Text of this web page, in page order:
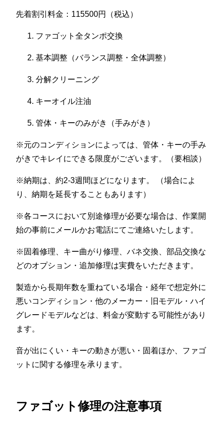
先着割引料金：115500円（税込）
ファゴット全タンポ交換
基本調整（バランス調整・全体調整）
分解クリーニング
キーオイル注油
管体・キーのみがき（手みがき）
※元のコンディションによっては、管体・キーの手み
がきでキレイにできる限度がございます。（要相談）
※納期は、約2-3週間ほどになります。 （場合によ
り、納期を延長することもあります）
※各コースにおいて別途修理が必要な場合は、作業開
始の事前にメールかお電話にてご連絡いたします。
※固着修理、キー曲がり修理、バネ交換、部品交換な
どのオプション・追加修理は実費をいただきます。
製造から長期年数を重ねている場合・経年で想定外に
悪いコンディション・他のメーカー・旧モデル・ハイ
グレードモデルなどは、料金が変動する可能性があり
ます。
音が出にくい・キーの動きが悪い・固着ほか、ファゴ
ットに関する修理を承ります。
ファゴット修理の注意事項